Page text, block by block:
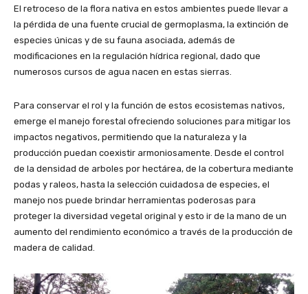
El retroceso de la flora nativa en estos ambientes puede llevar a
la pérdida de una fuente crucial de germoplasma, la extinción de
especies únicas y de su fauna asociada, además de
modificaciones en la regulación hídrica regional, dado que
numerosos cursos de agua nacen en estas sierras.
Para conservar el rol y la función de estos ecosistemas nativos,
emerge el manejo forestal ofreciendo soluciones para mitigar los
impactos negativos, permitiendo que la naturaleza y la
producción puedan coexistir armoniosamente. Desde el control
de la densidad de arboles por hectárea, de la cobertura mediante
podas y raleos, hasta la selección cuidadosa de especies, el
manejo nos puede brindar herramientas poderosas para
proteger la diversidad vegetal original y esto ir de la mano de un
aumento del rendimiento económico a través de la producción de
madera de calidad.